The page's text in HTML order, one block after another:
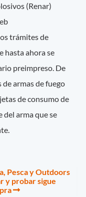
(Renar)
trámites de
hasta ahora se
preimpreso. De
armas de fuego
de consumo de
arma que se
Pesca y Outdoors
y probar sigue